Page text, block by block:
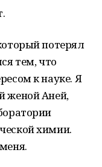
потерял
тем, что
к науке. Я
женой Аней,
химии.